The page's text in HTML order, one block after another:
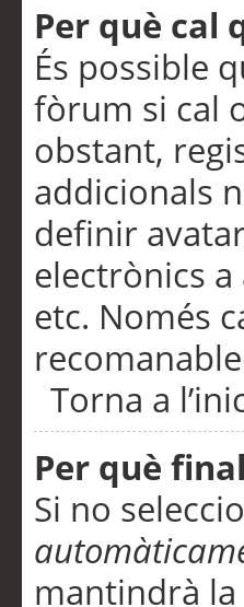
Per què cal
És possible
fòrum si cal
obstant,
addicionals
definir
electrònics
etc. Només
Torna a
Per què
Si no
mantindrà